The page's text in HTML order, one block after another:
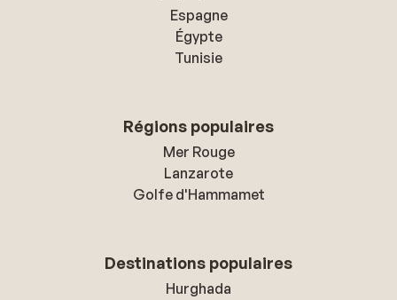
Espagne
Égypte
Tunisie
Régions populaires
Mer Rouge
Lanzarote
Golfe d'Hammamet
Destinations populaires
Hurghada